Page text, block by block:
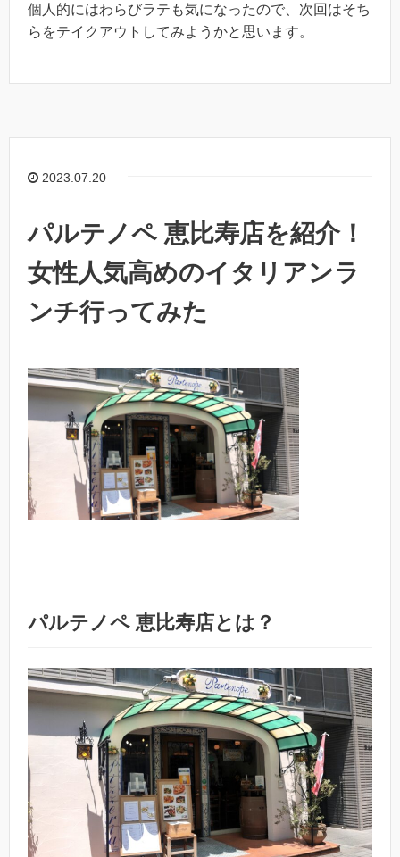
個人的にはわらびラテも気になったので、次回はそち
らをテイクアウトしてみようかと思います。
2023.07.20
パルテノペ 恵比寿店を紹介！
女性人気高めのイタリアンラ
ンチ行ってみた
パルテノペ 恵比寿店とは？